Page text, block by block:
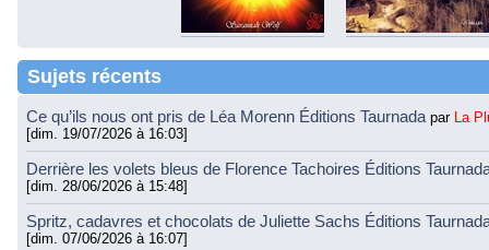
Sujets récents
Ce qu’ils nous ont pris de Léa Morenn Éditions Taurnada par La
[dim. 19/07/2026 à 16:03]
Derrière les volets bleus de Florence Tachoires Éditions
[dim. 28/06/2026 à 15:48]
Spritz, cadavres et chocolats de Juliette Sachs Éditions
[dim. 07/06/2026 à 16:07]